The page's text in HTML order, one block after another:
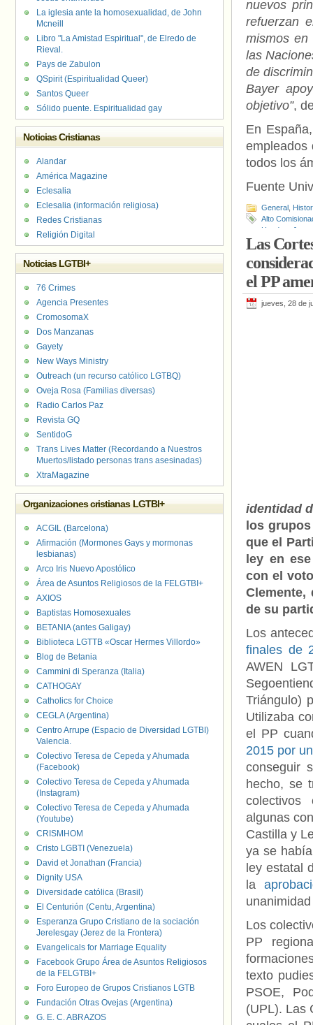
nuevos
refuerzan
mismos
las
de
Bayer
objetivo”,
En
empleados
todos los
Fuente
General
Alto
Houdart
Las
el PP
jueves, 28 de
identidad
los
que el
ley en
con el
de su
Los
finales de
AWEN
Triángulo)
Utilizaba
el PP
2015 por
conseguir
hecho, se
colectivos
algunas
Castilla y
ya se
ley estatal
la
Los
PP
texto
PSOE,
(UPL). Las
La iglesia ante la homosexualidad, de John
Mcneill
Libro "La Amistad Espiritual", de Elredo de
Rieval.
Pays de Zabulon
QSpirit (Espiritualidad Queer)
Santos Queer
Sólido puente. Espiritualidad gay
Noticias Cristianas
Alandar
América Magazine
Eclesalia
Eclesalia (información religiosa)
Redes Cristianas
Religión Digital
Noticias LGTBI+
76 Crimes
Agencia Presentes
CromosomaX
Dos Manzanas
Gayety
New Ways Ministry
Outreach (un recurso católico LGTBQ)
Oveja Rosa (Familias diversas)
Radio Carlos Paz
Revista GQ
SentidoG
Trans Lives Matter (Recordando a Nuestros
Muertos/listado personas trans asesinadas)
XtraMagazine
Organizaciones cristianas LGTBI+
ACGIL (Barcelona)
Afirmación (Mormones Gays y mormonas
lesbianas)
Arco Iris Nuevo Apostólico
Área de Asuntos Religiosos de la FELGTBI+
AXIOS
Baptistas Homosexuales
BETANIA (antes Galigay)
Biblioteca LGTTB «Oscar Hermes Villordo»
Blog de Betania
Cammini di Speranza (Italia)
CATHOGAY
Catholics for Choice
CEGLA (Argentina)
Centro Arrupe (Espacio de Diversidad LGTBI)
Valencia.
Colectivo Teresa de Cepeda y Ahumada
(Facebook)
Colectivo Teresa de Cepeda y Ahumada
(Instagram)
Colectivo Teresa de Cepeda y Ahumada
(Youtube)
CRISMHOM
Cristo LGBTI (Venezuela)
David et Jonathan (Francia)
Dignity USA
Diversidade católica (Brasil)
El Centurión (Centu, Argentina)
Esperanza Grupo Cristiano de la sociación
Jerelesgay (Jerez de la Frontera)
Evangelicals for Marriage Equality
Facebook Grupo Área de Asuntos Religiosos
de la FELGTBI+
Foro Europeo de Grupos Cristianos LGTB
Fundación Otras Ovejas (Argentina)
G. E. C. ABRAZOS